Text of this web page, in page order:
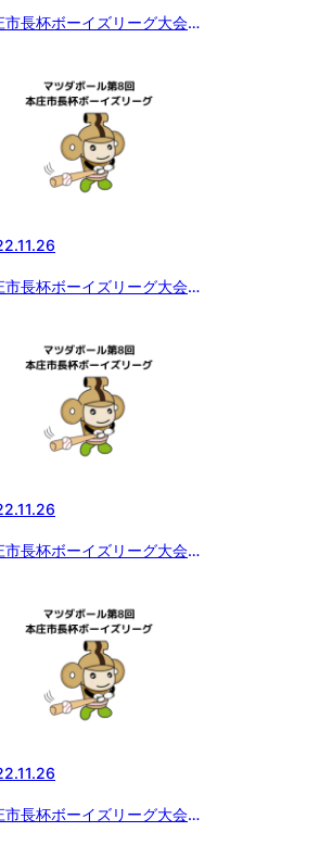
市長杯ボーイズリーグ大会
市長杯ボーイズリーグ大会
市長杯ボーイズリーグ大会
市長杯ボーイズリーグ大会開